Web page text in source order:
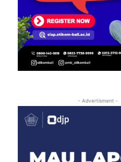
- Advertisment -